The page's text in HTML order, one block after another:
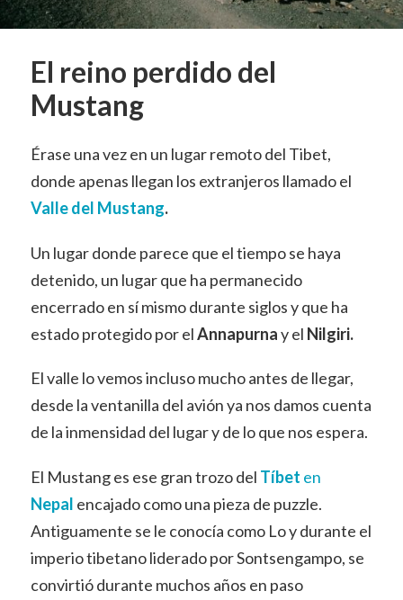
El reino perdido del
Mustang
Érase una vez en un lugar remoto del Tibet,
donde apenas llegan los extranjeros llamado el
Valle del Mustang.
Un lugar donde parece que el tiempo se haya
detenido, un lugar que ha permanecido
encerrado en sí mismo durante siglos y que ha
estado protegido por elAnnapurnay el Nilgiri.
El valle lo vemos incluso mucho antes de llegar,
desde la ventanilla del avión ya nos damos cuenta
de la inmensidad del lugar y de lo que nos espera.
El Mustang es ese gran trozo del Tíbet en
Nepal encajado como una pieza de puzzle.
Antiguamente se le conocía como Lo y durante el
imperio tibetano liderado por Sontsengampo, se
convirtió durante muchos años en paso